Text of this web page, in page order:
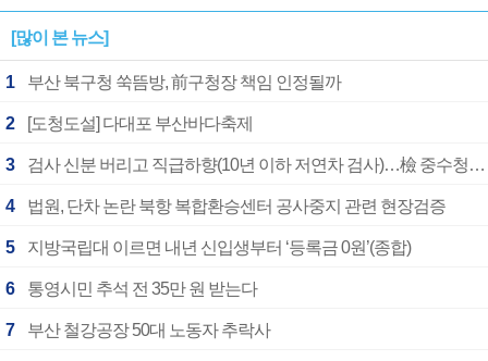
[많이 본 뉴스]
1 부산 북구청 쑥뜸방, 前구청장 책임 인정될까
2 [도청도설] 다대포 부산바다축제
3 검사 신분 버리고 직급하향(10년 이하 저연차 검사)…檢 중수청행 기피
4 법원, 단차 논란 북항 복합환승센터 공사중지 관련 현장검증
5 지방국립대 이르면 내년 신입생부터 ‘등록금 0원’(종합)
6 통영시민 추석 전 35만 원 받는다
7 부산 철강공장 50대 노동자 추락사